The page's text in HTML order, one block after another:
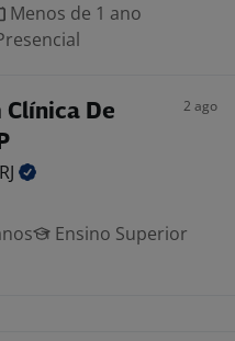
Menos de 1 ano
Clínica De
2 ago
Ensino Superior